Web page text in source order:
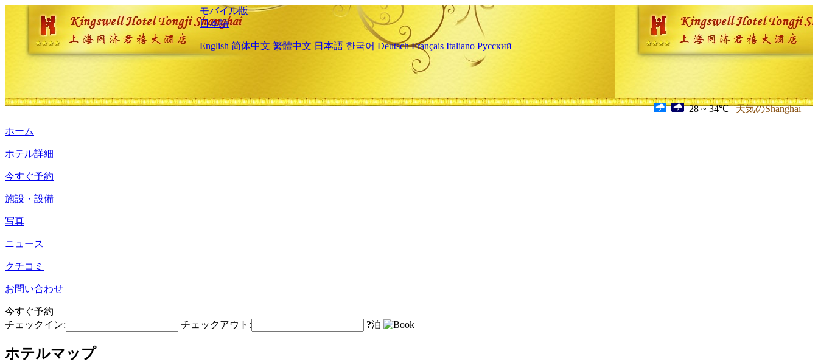
モバイル版
日本語
English 简体中文 繁體中文 日本語 한국어 Deutsch Français Italiano Русский
28 ~ 34℃ 天気のShanghai
ホーム
ホテル詳細
今すぐ予約
施設・設備
写真
ニュース
クチコミ
お問い合わせ
今すぐ予約
チェックイン:
チェックアウト: ?泊
ホテルマップ